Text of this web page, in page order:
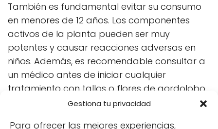
Gestiona tu privacidad
Para ofrecer las mejores experiencias,
También es fundamental evitar su consumo
en menores de 12 años. Los componentes
activos de la planta pueden ser muy
potentes y causar reacciones adversas en
niños. Además, es recomendable consultar a
un médico antes de iniciar cualquier
tratamiento con tallos o flores de gordolobo,
especialmente si se está tomando algún